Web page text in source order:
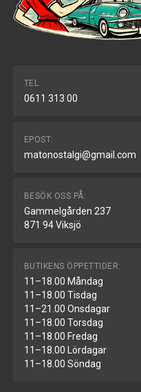
TEL.
0611 313 00
EPOST:
matonostalgi@gmail.com
BESÖK OSS PÅ:
Gammelgården 237
871 94 Viksjö
BUTIKENS ÖPPETTIDER:
11–18.00 Måndag
11–18.00 Tisdag
11–21.00 Onsdagar
11–18.00 Torsdag
11–18.00 Fredag
11–18.00 Lördagar
11–18.00 Söndag